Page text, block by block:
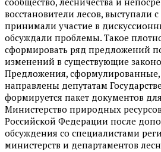
восстановители лесов, выступали
принимали участие в
обсуждали проблемы. Такое
сформировать ряд предложений
изменений в существующие
Предложения,
направлены депутатам
формируется пакет документов
Министерство природных
Российской Федерации после
обсуждения со специалистами
министерств и департаментов